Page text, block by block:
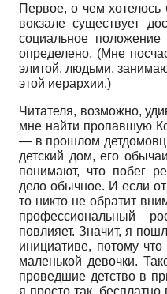
Первое, о чем хотелось
вокзале существует
социальное положение
определено. (Мне
элитой, людьми,
этой иерархии.)
Читателя, возможно,
мне найти пропавшую
— в прошлом
детский дом, его
понимают, что побег
дело обычное. И если
то никто не обратит
профессиональный
повлияет. Значит, я
инициативе, потому
маленькой девочки.
проведшие детство в
я просто так,